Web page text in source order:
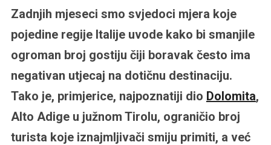
Zadnjih mjeseci smo svjedoci mjera koje
pojedine regije Italije uvode kako bi smanjile
ogroman broj gostiju čiji boravak često ima
negativan utjecaj na dotičnu destinaciju.
Tako je, primjerice, najpoznatiji dio Dolomita,
Alto Adige u južnom Tirolu, ograničio broj
turista koje iznajmljivači smiju primiti, a već